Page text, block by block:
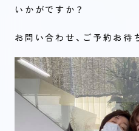
いかがですか？
お問い合わせ、ご予約お待